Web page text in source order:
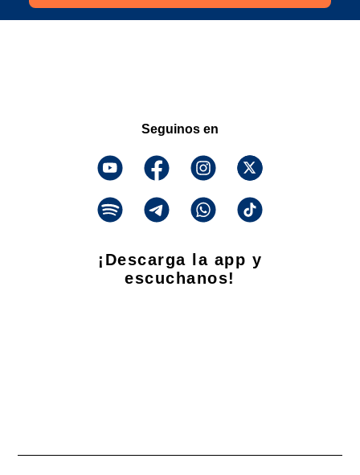
Seguinos en
¡Descarga la app y
escuchanos!